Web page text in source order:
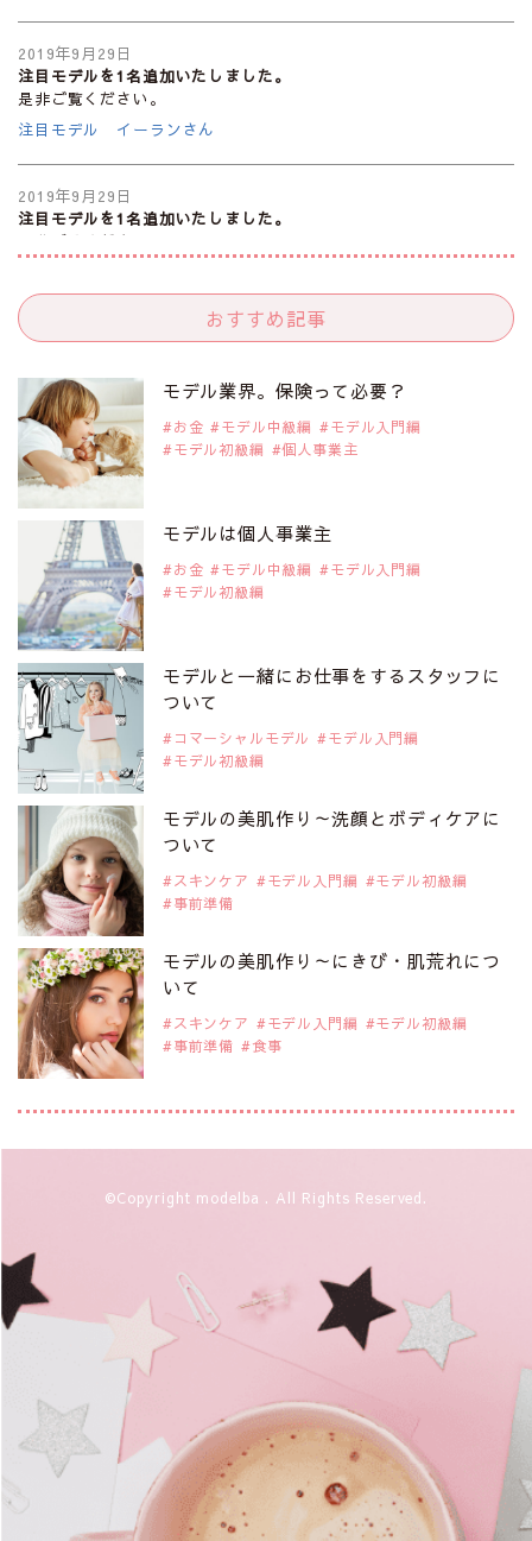
2019年9月29日
注目モデルを1名追加いたしました。
是非ご覧ください。
注目モデル イーランさん
2019年9月29日
注目モデルを1名追加いたしました。
是非ご覧ください。
2019年9月29日
是非ご覧ください。
注目モデル カーラ・デルヴィーニュ
2019年9月29日
是非ご覧ください。
注目モデル 松川 来海さん
2019年9月29日
注目モデルを1名追加いたしました。
是非ご覧ください。
注目モデル 中条あやみさん
2019年9月29日
注目モデルを1名追加いたしました。
是非ご覧ください。
注目モデル 水原佑果さん
2019年9月29日
注目モデルを1名追加いたしました。
是非ご覧ください。
注目モデル CHIHARUさん
2019年9月29日
注目モデルを1名追加いたしました。
2019年9月29日
大注目のモデル10人
おすすめ記事
モデル業界。保険って必要？
お金 モデル中級編
モデル入門編
モデル初級編
個人事業主
モデルは個人事業主
お金 モデル中級編
モデル入門編
モデル初級編
モデルと一緒にお仕事をするスタッフに
ついて
コマーシャルモデル
モデル入門編
モデル初級編
モデルの美肌作り～洗顔とボディケアに
ついて
スキンケア モデル入門編
モデル初級編
事前準備
モデルの美肌作り～にきび・肌荒れにつ
いて
スキンケア モデル入門編
モデル初級編
事前準備
食事
©Copyright modelba . All Rights Reserved.